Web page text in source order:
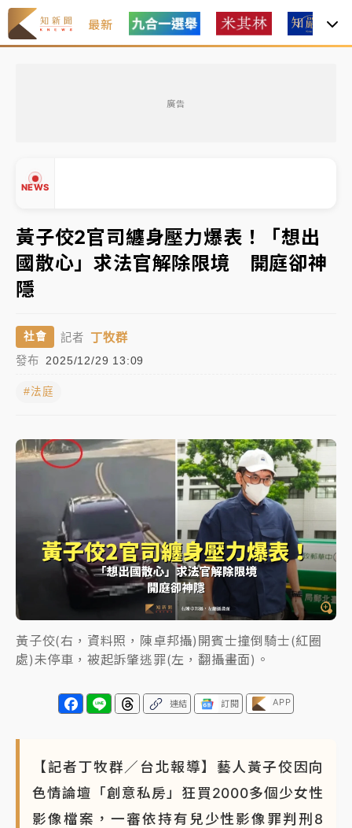
最新
廣告
NEWS
有片｜
連根拔起
中颱白海豚風雨來了！中部以北防豪雨 今晚、明天影
響最劇烈
白海豚逼近！北市水門只出不進 未移置車輛最高罰
4800＋拖吊費
油價持續凍漲！ 中油宣布下周一汽柴油價格維持不變
路鷹架倒塌壓2車
連根拔起
中颱白海豚風雨來了！中部以北防豪雨 今晚、明天影
響最劇烈
白海豚逼近！北市水門只出不進 未移置車輛最高罰
4800＋拖吊費
▼
黃子佼2官司纏身壓力爆表！「想出
國散心」求法官解除限境 開庭卻神
隱
社會 記者 丁牧群
發布 2025/12/29 13:09
#法庭
黃子佼(右，資料照，陳卓邦攝)開賓士撞倒騎士(紅圈
處)未停車，被起訴肇逃罪(左，翻攝畫面)。
連結 訂閱 APP
【記者丁牧群／台北報導】藝人黃子佼因向
色情論壇「創意私房」狂買2000多個少女性
影像檔案，一審依持有兒少性影像罪判刑8